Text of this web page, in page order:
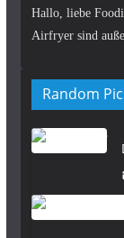
Hallo, liebe
Airfryer sind
Random